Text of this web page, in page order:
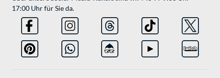
17:00 Uhr für Sie da.